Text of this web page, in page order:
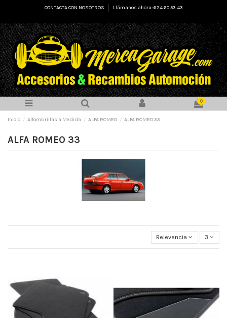
CONTACTA CON NOSOTROS
Llámanos ahora: 624 60 53 43
0
Inicio Alfombrillas a Medida ALFA ROMEO ALFA ROMEO 33
ALFA ROMEO 33
Relevancia 3